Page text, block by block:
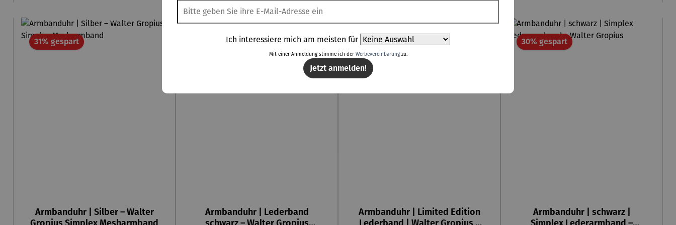
31% gespartRabatt
Armbanduhr | Silber – Walter
30% gespartRabatt
Armbanduhr | Lederband
30% gespartRabatt
Armbanduhr | Limited Edition
30% gespartRabatt
Armbanduhr | schwarz |
Ich interessiere mich am meisten für
Mit einer Anmeldung stimme ich der Werbevereinbarungzu.
Jetzt anmelden!